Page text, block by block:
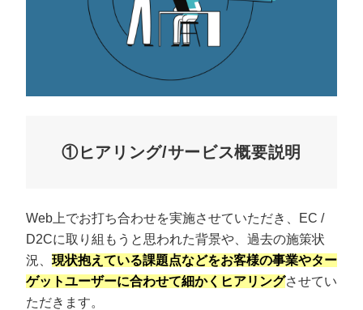
①ヒアリング/サービス概要説明
Web上でお打ち合わせを実施させていただき、EC /
D2Cに取り組もうと思われた背景や、過去の施策状
況、 現状抱えている課題点などをお客様の事業やター
ゲットユーザーに合わせて細かくヒアリングさせてい
ただきます。